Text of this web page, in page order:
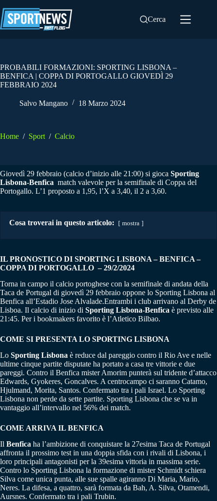
al
contenuto
Cerca
PROBABILI FORMAZIONI: SPORTING LISBONA –
BENFICA | COPPA DI PORTOGALLO GIOVEDÌ 29
FEBBRAIO 2024
Salvo Mangano 18 Marzo 2024
Home / Sport / Calcio
Giovedì 29 febbraio (calcio d’inizio alle 21:00) si gioca Sporting
Lisbona-Benfica match valevole per la semifinale di Coppa del
Portogallo. L’1 proposto a 1,95, l’X a 3,40, il 2 a 3,60.
Cosa troverai in questo articolo: mostra
IL PRONOSTICO DI SPORTING LISBONA – BENFICA –
COPPA DI PORTOGALLO – 29/2/2024
Torna in campo il calcio portoghese con la semifinale di andata della
Taca de Portugal di giovedì 29 febbraio oppone lo Sporting Lisbona al
Benfica all’Estadio Jose Alvalade.Entrambi i club arrivano al Derby de
Lisboa. Il calcio di inizio di Sporting Lisbona-Benfica è previsto alle
21:45. Per i bookmakers favorito è l’Atletico Bilbao.
COME SI PRESENTA LO SPORTING LISBONA
Lo Sporting Lisbona è reduce dal pareggio contro il Rio Ave e nelle
ultime cinque partite disputate ha portato a casa tre vittorie e due
pareggi. Contro il Benfica mister Amorim punterà sul tridente d’attacco
Edwards, Gyokeres, Goncalves. A centrocampo ci saranno Catamo,
Hjulmand, Morita, Santos. Confermato tra i pali Israel. Lo Sporting
Lisbona non perde da sette partite. Sporting Lisbona che se va in
vantaggio all’intervallo nel 56% dei match.
COME ARRIVA IL BENFICA
Il Benfica ha l’ambizione di conquistare la 27esima Taca de Portugal
affronta il prossimo test in una doppia sfida con i rivali di Lisbona, i
loro principali antagonisti per la 39esima vittoria in massima serie.
Contro lo Sporting Lisbona la formazione di mister Schmidt schiera
Silva come unica punta, alle sue spalle agiranno Di Maria, Mario,
Neres. La difesa, a quattro, sarà formata da Bah, A. Silva, Otamendi,
Aursnes. Confermato tra i pali Trubin.